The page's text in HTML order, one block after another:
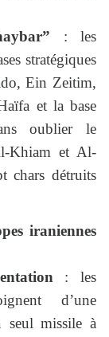
: les
stratégiques
Ein Zeitim,
et la base
oublier le
Khiam et Al-
chars détruits
iraniennes
: les
d’une
seul missile à